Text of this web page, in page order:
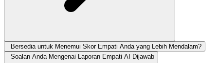
Bersedia untuk Menemui Skor Empati Anda yang Lebih Mendalam?
Soalan Anda Mengenai Laporan Empati AI Dijawab